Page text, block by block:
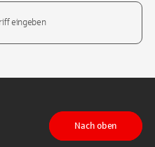
TikTokauf LinkedIn
Nach oben